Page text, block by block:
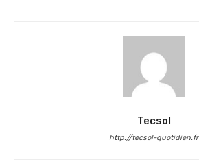
Tecsol
http://tecsol-quotidien.fr